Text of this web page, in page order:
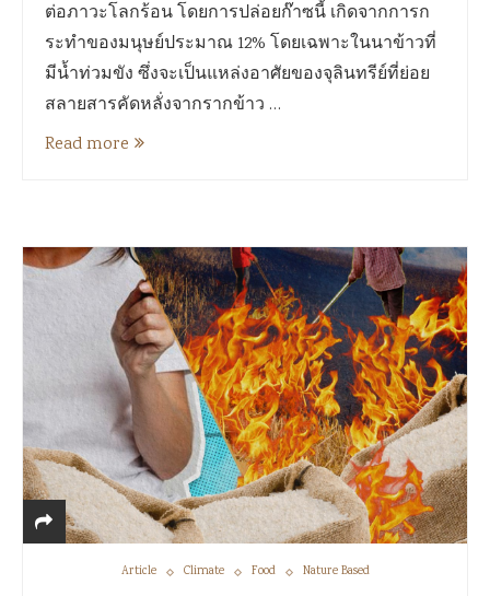
ต่อภาวะโลกร้อน โดยการปล่อยก๊าซนี้ เกิดจากการก
ระทำของมนุษย์ประมาณ 12% โดยเฉพาะในนาข้าวที่
มีน้ำท่วมขัง ซึ่งจะเป็นแหล่งอาศัยของจุลินทรีย์ที่ย่อย
สลายสารคัดหลั่งจากรากข้าว …
Read more
Article Climate Food Nature Based